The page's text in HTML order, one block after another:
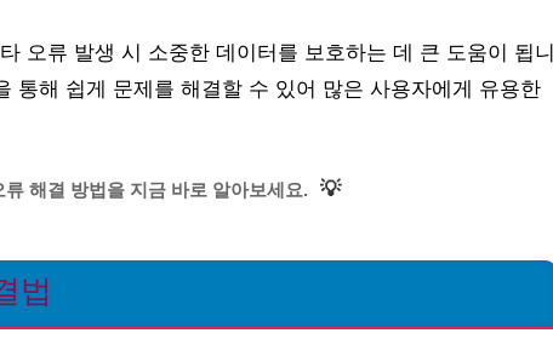
오류 발생 시 소중한 데이터를 보호하는 데 큰 도움이 됩니
통해 쉽게 문제를 해결할 수 있어 많은 사용자에게 유용한
류 해결 방법을 지금 바로 알아보세요. 💡
법